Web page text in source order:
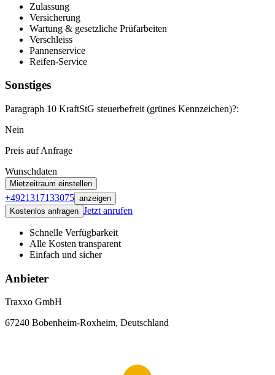
Zulassung
Versicherung
Wartung & gesetzliche Prüfarbeiten
Verschleiss
Pannenservice
Reifen-Service
Sonstiges
Paragraph 10 KraftStG steuerbefreit (grünes Kennzeichen)?:
Nein
Preis auf Anfrage
Wunschdaten
Mietzeitraum einstellen
+4921317133075 anzeigen
Kostenlos anfragen Jetzt anrufen
Schnelle Verfügbarkeit
Alle Kosten transparent
Einfach und sicher
Anbieter
Traxxo GmbH
67240 Bobenheim-Roxheim, Deutschland